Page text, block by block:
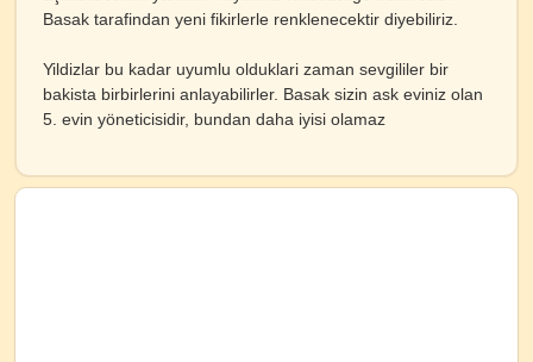
Basak tarafindan yeni fikirlerle renklenecektir diyebiliriz.
Yildizlar bu kadar uyumlu olduklari zaman sevgililer bir
bakista birbirlerini anlayabilirler. Basak sizin ask eviniz olan
5. evin yöneticisidir, bundan daha iyisi olamaz